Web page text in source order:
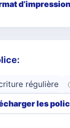
régulière
les